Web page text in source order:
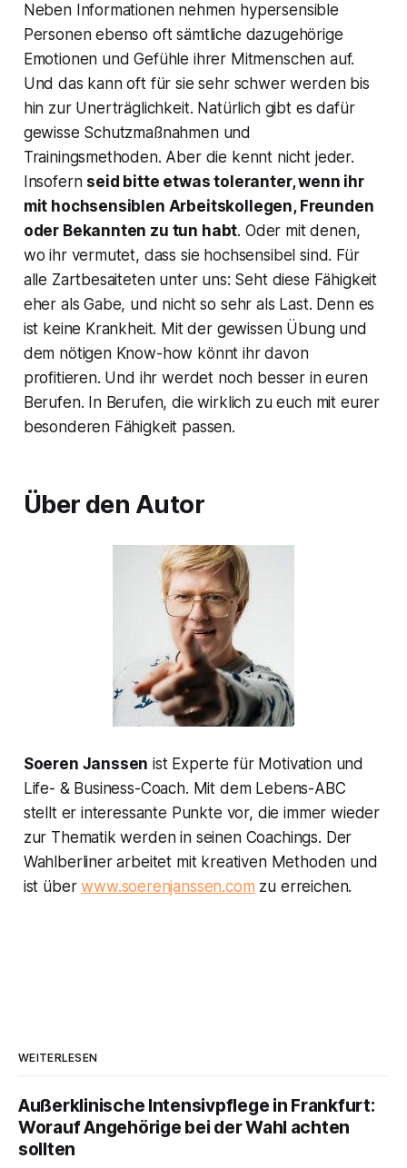
Neben Informationen nehmen hypersensible
Personen ebenso oft sämtliche dazugehörige
Emotionen und Gefühle ihrer Mitmenschen auf.
Und das kann oft für sie sehr schwer werden bis
hin zur Unerträglichkeit. Natürlich gibt es dafür
gewisse Schutzmaßnahmen und
Trainingsmethoden. Aber die kennt nicht jeder.
Insofern seid bitte etwas toleranter, wenn ihr
mit hochsensiblen Arbeitskollegen, Freunden
oder Bekannten zu tun habt. Oder mit denen,
wo ihr vermutet, dass sie hochsensibel sind. Für
alle Zartbesaiteten unter uns: Seht diese Fähigkeit
eher als Gabe, und nicht so sehr als Last. Denn es
ist keine Krankheit. Mit der gewissen Übung und
dem nötigen Know-how könnt ihr davon
profitieren. Und ihr werdet noch besser in euren
Berufen. In Berufen, die wirklich zu euch mit eurer
besonderen Fähigkeit passen.
Über den Autor
Soeren Janssen ist Experte für Motivation und
Life- & Business-Coach. Mit dem Lebens-ABC
stellt er interessante Punkte vor, die immer wieder
zur Thematik werden in seinen Coachings. Der
Wahlberliner arbeitet mit kreativen Methoden und
ist überwww.soerenjanssen.com zu erreichen.
WEITERLESEN
Außerklinische Intensivpflege in Frankfurt:
Worauf Angehörige bei der Wahl achten
sollten